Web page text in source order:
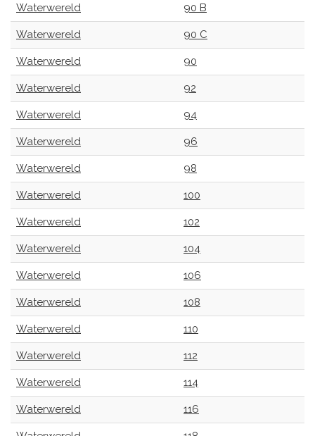
Waterwereld 90 B
Waterwereld 90 C
Waterwereld 90
Waterwereld 92
Waterwereld 94
Waterwereld 96
Waterwereld 98
Waterwereld 100
Waterwereld 102
Waterwereld 104
Waterwereld 106
Waterwereld 108
Waterwereld 110
Waterwereld 112
Waterwereld 114
Waterwereld 116